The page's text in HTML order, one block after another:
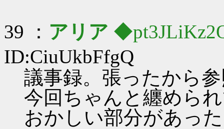
39 ： アリア
ID:CiuUkbFfgQ
議事録。張ったから
今回ちゃんと纏めら
おかしい部分があっ